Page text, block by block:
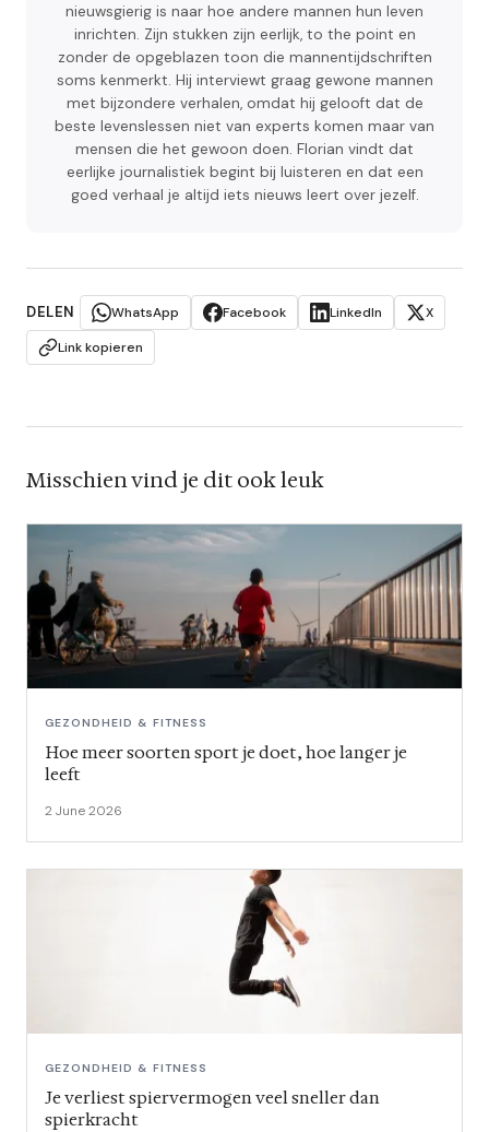
nieuwsgierig is naar hoe andere mannen hun leven
inrichten. Zijn stukken zijn eerlijk, to the point en
zonder de opgeblazen toon die mannentijdschriften
soms kenmerkt. Hij interviewt graag gewone mannen
met bijzondere verhalen, omdat hij gelooft dat de
beste levenslessen niet van experts komen maar van
mensen die het gewoon doen. Florian vindt dat
eerlijke journalistiek begint bij luisteren en dat een
goed verhaal je altijd iets nieuws leert over jezelf.
DELEN WhatsApp Facebook LinkedIn
X
Link kopieren
Misschien vind je dit ook leuk
GEZONDHEID & FITNESS
Hoe meer soorten sport je doet, hoe langer je
leeft
2 June 2026
GEZONDHEID & FITNESS
Je verliest spiervermogen veel sneller dan
spierkracht